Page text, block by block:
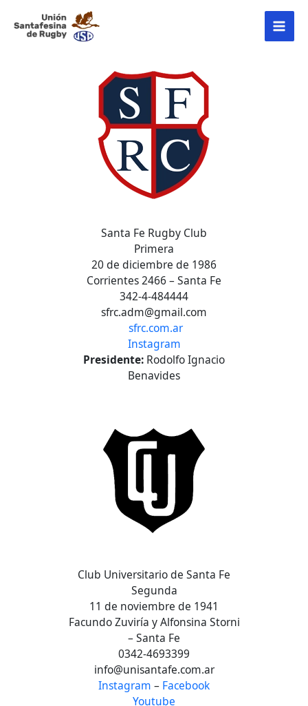
contenido
Santa Fe Rugby Club
Primera
20 de diciembre de 1986
Corrientes 2466 – Santa Fe
342-4-484444
sfrc.adm@gmail.com
sfrc.com.ar
Instagram
Presidente: Rodolfo Ignacio
Benavides
Club Universitario de Santa Fe
Segunda
11 de noviembre de 1941
Facundo Zuviría y Alfonsina Storni
– Santa Fe
0342-4693399
info@unisantafe.com.ar
Instagram – Facebook
Youtube